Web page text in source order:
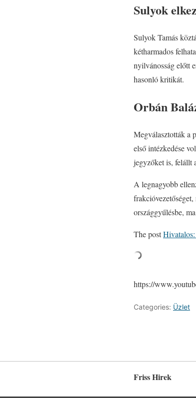
Sulyok
Sulyok Tamás
kétharmados
nyilvánosság előtt
hasonló kritikát.
Orbán
Megválasztották a
első intézkedése
jegyzőket is, felállt
A legnagyobb
országgyűlésbe,
The post
https://
Categories: Üzlet
Friss Hirek